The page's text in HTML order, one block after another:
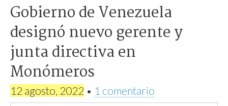
Gobierno de Venezuela
designó nuevo gerente y
junta directiva en
Monómeros
12 agosto, 2022 • 1 comentario